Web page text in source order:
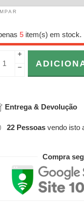
5 item(s) em stock.
+
−
Entrega & Devolução
22 Pessoas vendo isto
Compra